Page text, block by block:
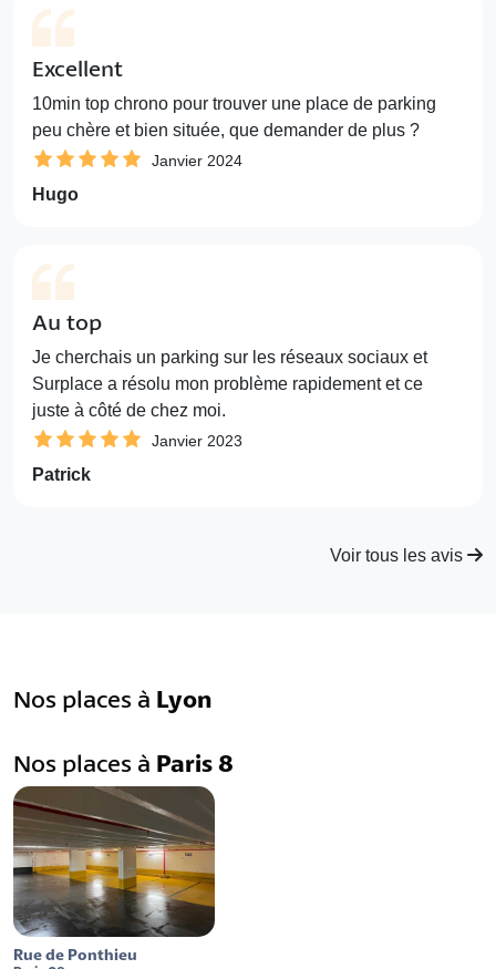
Excellent
10min top chrono pour trouver une place de parking
peu chère et bien située, que demander de plus ?
Janvier 2024
Hugo
Au top
Je cherchais un parking sur les réseaux sociaux et
Surplace a résolu mon problème rapidement et ce
juste à côté de chez moi.
Janvier 2023
Patrick
Voir tous les avis
Nos places à Lyon
Nos places à Paris 8
Rue de Ponthieu